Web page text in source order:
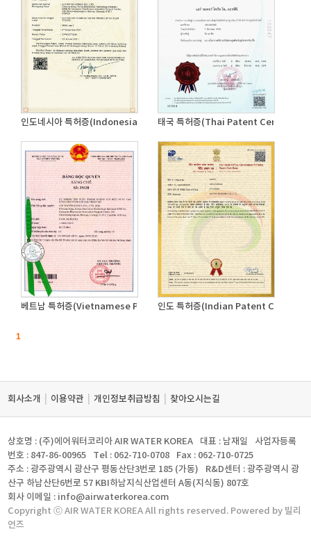
인도네시아 특허증(Indonesian Patent Certificate...
태국 특허증(Thai Patent
베트남 특허증(Vietnamese Patent Certificate)
인도 특허증(Indian Patent
1
회사소개 이용약관 개인정보취급방침 찾아오시는길
상호명 : (주)에어워터코리아 AIR WATER KOREA 대표 : 남재일
사업자등록
번호 : 847-86-00965
Tel : 062-710-0708
Fax : 062-710-0725
주소 : 광주광역시 광산구 평동산단3번로 185 (가동)
R&D센터 : 광주광역시 광
산구 하남산단6번로 57 KBI하남지식산업센터 A동(지식동) 807호
회사 이메일 : info@airwaterkorea.com
Copyright ⓒ AIR WATER KOREA All rights reserved. Powered by 빌리
언즈